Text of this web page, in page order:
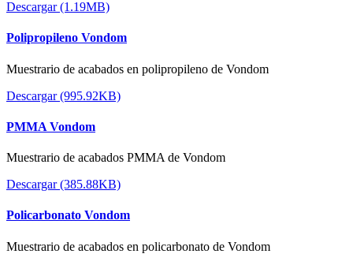
Descargar (1.19MB)
Polipropileno Vondom
Muestrario de acabados en polipropileno de Vondom
Descargar (995.92KB)
PMMA Vondom
Muestrario de acabados PMMA de Vondom
Descargar (385.88KB)
Policarbonato Vondom
Muestrario de acabados en policarbonato de Vondom